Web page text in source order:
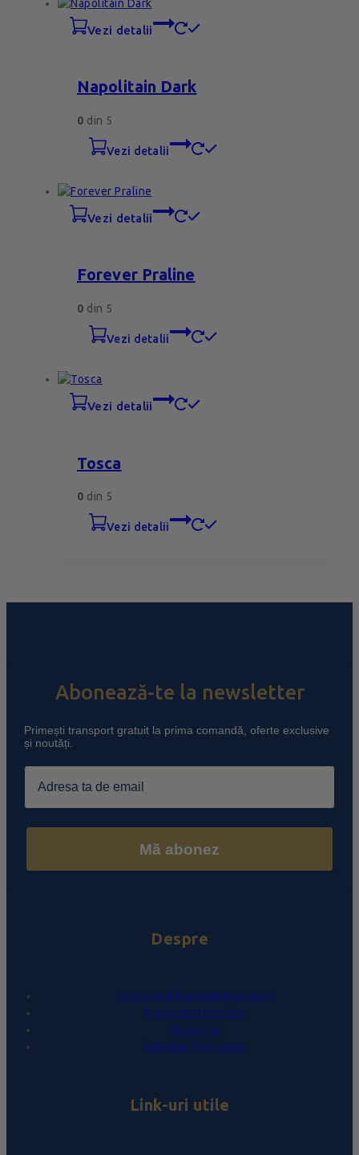
vezi detalii
Napolitain Dark
0 din 5
vezi detalii
vezi detalii
Forever Praline
0 din 5
vezi detalii
vezi detalii
Tosca
0 din 5
vezi detalii
Abonează-te la newsletter
Primești transport gratuit la prima comandă, oferte exclusive
și noutăți.
Email
Mă abonez
Despre
Conceptul PralineBelgiene.ro
Povestea Leonidas
Magazine
Întrebări frecvente
Link-uri utile